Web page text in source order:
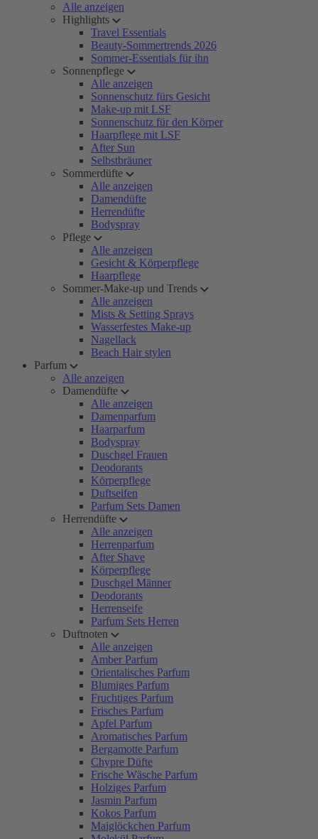
Alle anzeigen
Highlights
Travel Essentials
Beauty-Sommertrends 2026
Sommer-Essentials für ihn
Sonnenpflege
Alle anzeigen
Sonnenschutz fürs Gesicht
Make-up mit LSF
Sonnenschutz für den Körper
Haarpflege mit LSF
After Sun
Selbstbräuner
Sommerdüfte
Alle anzeigen
Damendüfte
Herrendüfte
Bodyspray
Pflege
Alle anzeigen
Gesicht & Körperpflege
Haarpflege
Sommer-Make-up und Trends
Alle anzeigen
Mists & Setting Sprays
Wasserfestes Make-up
Nagellack
Beach Hair stylen
Parfum
Alle anzeigen
Damendüfte
Alle anzeigen
Damenparfum
Haarparfum
Bodyspray
Duschgel Frauen
Deodorants
Körperpflege
Duftseifen
Parfum Sets Damen
Herrendüfte
Alle anzeigen
Herrenparfum
After Shave
Körperpflege
Duschgel Männer
Deodorants
Herrenseife
Parfum Sets Herren
Duftnoten
Alle anzeigen
Amber Parfum
Orientalisches Parfum
Blumiges Parfum
Fruchtiges Parfum
Frisches Parfum
Apfel Parfum
Aromatisches Parfum
Bergamotte Parfum
Chypre Düfte
Frische Wäsche Parfum
Holziges Parfum
Jasmin Parfum
Kokos Parfum
Maiglöckchen Parfum